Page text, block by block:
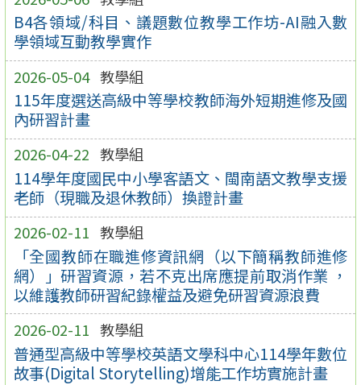
B4各領域/科目、議題數位教學工作坊-AI融入數
學領域互動教學實作
2026-05-04 教學組
115年度選送高級中等學校教師海外短期進修及國
內研習計畫
2026-04-22 教學組
114學年度國民中小學客語文、閩南語文教學支援
老師（現職及退休教師）換證計畫
2026-02-11 教學組
「全國教師在職進修資訊網（以下簡稱教師進修
網）」研習資源，若不克出席應提前取消作業 ，
以維護教師研習紀錄權益及避免研習資源浪費
2026-02-11 教學組
普通型高級中等學校英語文學科中心114學年數位
故事(Digital Storytelling)增能工作坊實施計畫